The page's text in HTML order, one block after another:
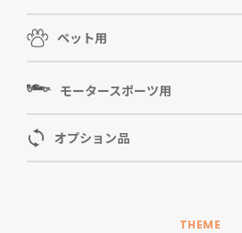
ペット用
モータースポーツ用
オプション品
THEME